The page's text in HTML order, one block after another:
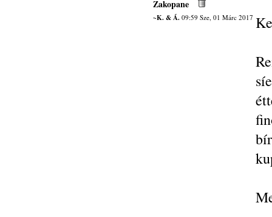
Zakopane
~K. & Á.09:59 Sze, 01 Márc 2017